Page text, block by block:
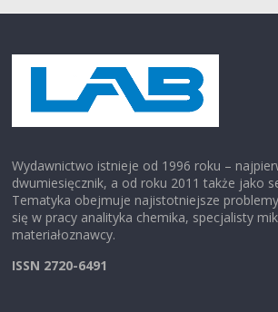
Wydawnictwo istnieje od 1996 roku –
dwumiesięcznik, a od roku 2011 także jako
Tematyka obejmuje najistotniejsze
się w pracy analityka chemika, specjalisty
materiałoznawcy.
ISSN 2720-6491